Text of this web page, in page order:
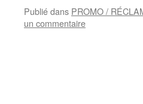
Publié dans PROMO /
un commentaire